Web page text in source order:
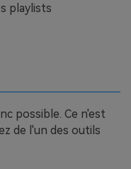
playlists
possible. Ce n'est
de l'un des outils